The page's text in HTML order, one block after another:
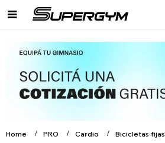

Home PRO Cardio Bicicletas fijas